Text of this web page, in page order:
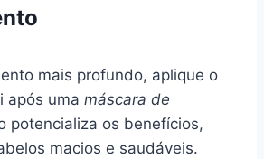
mais profundo, aplique o
após uma máscara de
potencializa os benefícios,
macios e saudáveis.